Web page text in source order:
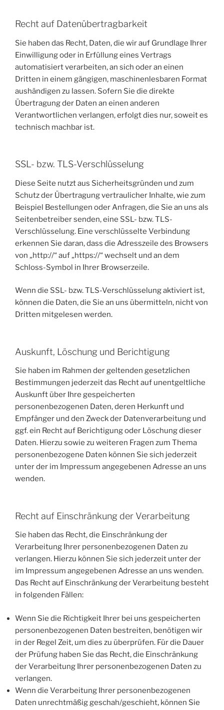
Recht auf Datenübertragbarkeit
Sie haben das Recht, Daten, die wir auf Grundlage Ihrer
Einwilligung oder in Erfüllung eines Vertrags
automatisiert verarbeiten, an sich oder an einen
Dritten in einem gängigen, maschinenlesbaren Format
aushändigen zu lassen. Sofern Sie die direkte
Übertragung der Daten an einen anderen
Verantwortlichen verlangen, erfolgt dies nur, soweit es
technisch machbar ist.
SSL- bzw. TLS-Verschlüsselung
Diese Seite nutzt aus Sicherheitsgründen und zum
Schutz der Übertragung vertraulicher Inhalte, wie zum
Beispiel Bestellungen oder Anfragen, die Sie an uns als
Seitenbetreiber senden, eine SSL- bzw. TLS-
Verschlüsselung. Eine verschlüsselte Verbindung
erkennen Sie daran, dass die Adresszeile des Browsers
von „http://“ auf „https://“ wechselt und an dem
Schloss-Symbol in Ihrer Browserzeile.
Wenn die SSL- bzw. TLS-Verschlüsselung aktiviert ist,
können die Daten, die Sie an uns übermitteln, nicht von
Dritten mitgelesen werden.
Auskunft, Löschung und Berichtigung
Sie haben im Rahmen der geltenden gesetzlichen
Bestimmungen jederzeit das Recht auf unentgeltliche
Auskunft über Ihre gespeicherten
personenbezogenen Daten, deren Herkunft und
Empfänger und den Zweck der Datenverarbeitung und
ggf. ein Recht auf Berichtigung oder Löschung dieser
Daten. Hierzu sowie zu weiteren Fragen zum Thema
personenbezogene Daten können Sie sich jederzeit
unter der im Impressum angegebenen Adresse an uns
wenden.
Recht auf Einschränkung der Verarbeitung
Sie haben das Recht, die Einschränkung der
Verarbeitung Ihrer personenbezogenen Daten zu
verlangen. Hierzu können Sie sich jederzeit unter der
im Impressum angegebenen Adresse an uns wenden.
Das Recht auf Einschränkung der Verarbeitung besteht
in folgenden Fällen:
Wenn Sie die Richtigkeit Ihrer bei uns gespeicherten
personenbezogenen Daten bestreiten, benötigen wir
in der Regel Zeit, um dies zu überprüfen. Für die Dauer
der Prüfung haben Sie das Recht, die Einschränkung
der Verarbeitung Ihrer personenbezogenen Daten zu
verlangen.
Wenn die Verarbeitung Ihrer personenbezogenen
Daten unrechtmäßig geschah/geschieht, können Sie